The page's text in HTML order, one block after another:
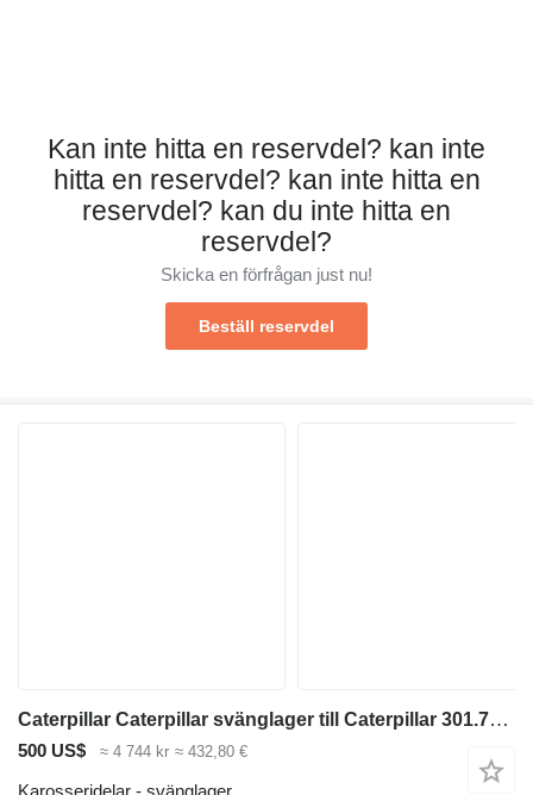
Kan inte hitta en reservdel? kan inte
hitta en reservdel? kan inte hitta en
reservdel? kan du inte hitta en
reservdel?
Skicka en förfrågan just nu!
Beställ reservdel
Caterpillar Caterpillar svänglager till Caterpillar 301.7CR 301.7D 308C 308D 308E 308E2CR 311C 312CL 312DL 313D 314C 314D CR 315 315B 315C 317 317B LN 318B M318C M318D M322C M322D 322C 324DL 324EL 326DL 326FL 326D2L 322 322LN 322B L 325B LM325B 330C L330DL 336DL 336D2L 330C 330DL 336DL 385C 390F grävmaskin
500 US$ ≈ 4 744 kr ≈ 432,80 €